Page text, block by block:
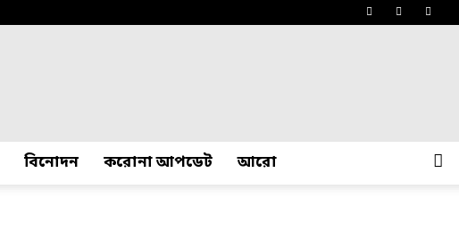
বিনোদন করোনা আপডেট আরো